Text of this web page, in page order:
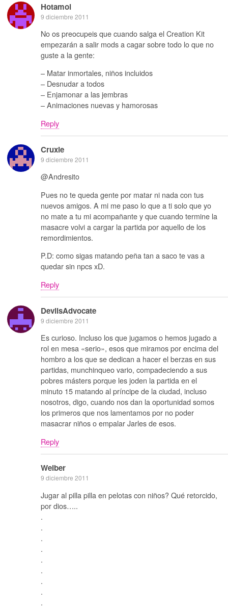
Hotamol
9 diciembre 2011
No os preocupeis que cuando salga el Creation Kit
empezarán a salir mods a cagar sobre todo lo que no
guste a la gente:
– Matar inmortales, niños incluidos
– Desnudar a todos
– Enjamonar a las jembras
– Animaciones nuevas y hamorosas
Reply
Cruxie
9 diciembre 2011
@Andresito
Pues no te queda gente por matar ni nada con tus
nuevos amigos. A mi me paso lo que a ti solo que yo
no mate a tu mi acompañante y que cuando termine la
masacre volvi a cargar la partida por aquello de los
remordimientos.
P.D: como sigas matando peña tan a saco te vas a
quedar sin npcs xD.
Reply
DevilsAdvocate
9 diciembre 2011
Es curioso. Incluso los que jugamos o hemos jugado a
rol en mesa «serio», esos que miramos por encima del
hombro a los que se dedican a hacer el berzas en sus
partidas, munchinqueo vario, compadeciendo a sus
pobres másters porque les joden la partida en el
minuto 15 matando al príncipe de la ciudad, incluso
nosotros, digo, cuando nos dan la oportunidad somos
los primeros que nos lamentamos por no poder
masacrar niños o empalar Jarles de esos.
Reply
Weiber
9 diciembre 2011
Jugar al pilla pilla en pelotas con niños? Qué retorcido,
por dios…..
.
.
.
.
.
.
.
.
.